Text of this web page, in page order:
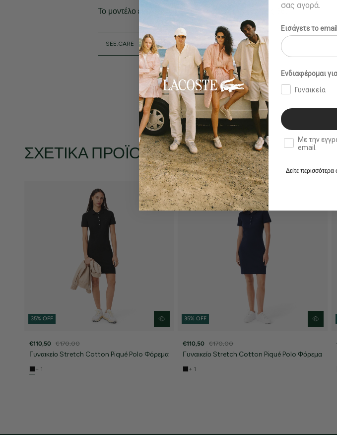
Το μοντέλο έχει ύψος 1,80 μ. και φοράει το μέγεθος 36.
SEE.CARE
ΣΧΕΤΙΚΆ ΠΡΟΪΌΝΤΑ
35% OFF
€110,50 €170,00
Γυναικείο Stretch Cotton Piqué Polo Φόρεμα
+ 1
35% OFF
€110,50 €170,00
Γυναικείο Stretch Cotton Piqué Polo Φόρεμα
+ 1
σας αγορά.
Εισάγετε το
Ενδιαφέρομαι
Γυναικεία
double opt in
Με την
email.
Δείτε